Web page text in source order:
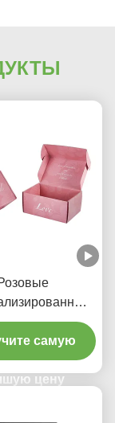
для отправки
Коробки для
легкие
самую
цену